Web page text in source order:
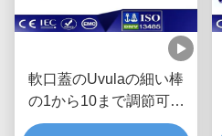
軟口蓋のUvulaの細い棒
の1から10まで調節可能
なEnt外科手術用の器具の